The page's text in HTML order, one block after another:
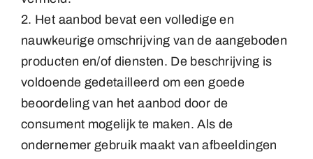
2. Het aanbod bevat een volledige en
nauwkeurige omschrijving van de aangeboden
producten en/of diensten. De beschrijving is
voldoende gedetailleerd om een goede
beoordeling van het aanbod door de
consument mogelijk te maken. Als de
ondernemer gebruik maakt van afbeeldingen